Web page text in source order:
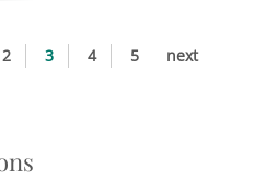
2 3 4 5 next